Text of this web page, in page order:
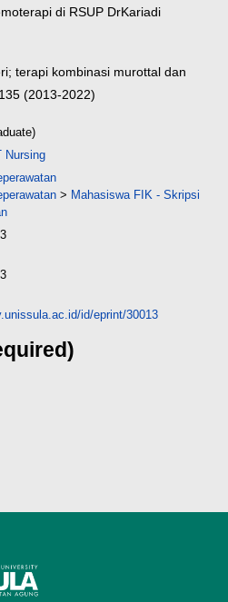
di RSUP DrKariadi
terapi kombinasi murottal dan
(2013-2022)
Nursing
> Mahasiswa FIK - Skripsi
id/eprint/30013